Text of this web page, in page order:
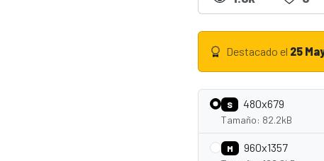
Destacado el 25
S 480x679
Tamaño: 82.2kB
M 960x1357